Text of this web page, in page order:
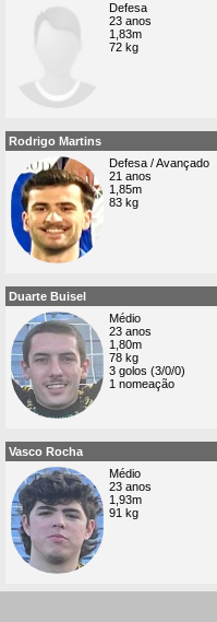
Defesa
23 anos
1,83m
72 kg
Rodrigo Martins
Defesa / Avançado
21 anos
1,85m
83 kg
Duarte Buisel
Médio
23 anos
1,80m
78 kg
3 golos (3/0/0)
1 nomeação
Vasco Rocha
Médio
23 anos
1,93m
91 kg